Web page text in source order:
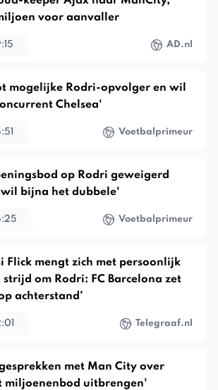
voor aanvaller
AD.nl
mogelijke Rodri-opvolger en wil
Chelsea'
Voetbalprimeur
op Rodri geweigerd
bijna het dubbele'
Voetbalprimeur
Flick mengt zich met persoonlijk
om Rodri: FC Barcelona zet
achterstand’
Telegraaf.nl
met Man City over
miljoenenbod uitbrengen'